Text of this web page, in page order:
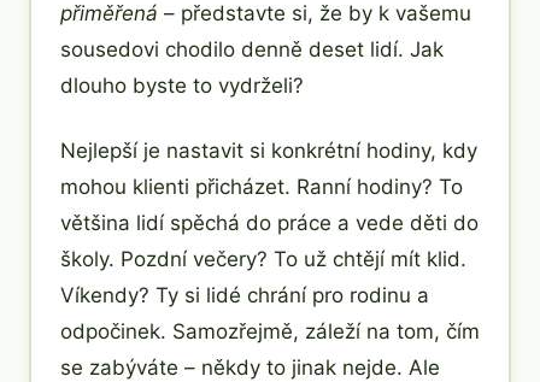
přiměřená – představte si, že by k vašemu
sousedovi chodilo denně deset lidí. Jak
dlouho byste to vydrželi?
Nejlepší je nastavit si konkrétní hodiny, kdy
mohou klienti přicházet. Ranní hodiny? To
většina lidí spěchá do práce a vede děti do
školy. Pozdní večery? To už chtějí mít klid.
Víkendy? Ty si lidé chrání pro rodinu a
odpočinek. Samozřejmě, záleží na tom, čím
se zabýváte – někdy to jinak nejde. Ale